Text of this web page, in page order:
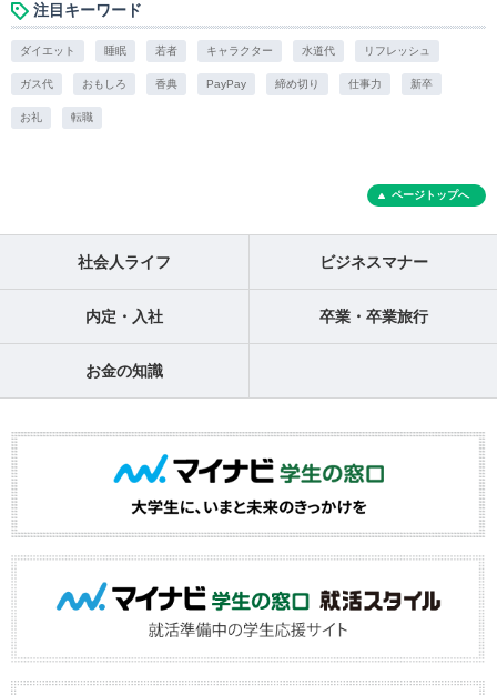
注目キーワード
ダイエット 睡眠 若者 キャラクター 水道代 リフレッシュ
ガス代 おもしろ 香典 PayPay 締め切り 仕事力 新卒
お礼 転職
ページトップへ
社会人ライフ ビジネスマナー
内定・入社 卒業・卒業旅行
お金の知識